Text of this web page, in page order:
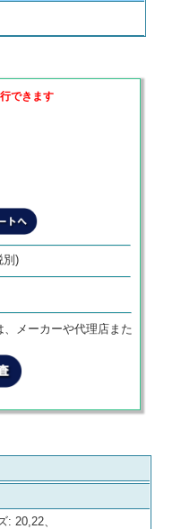
できます
商品代金
別)
メーカーや代理店また
20,22、